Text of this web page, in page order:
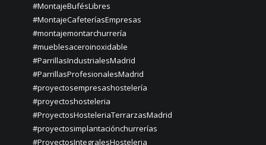
#MontajeBufésLibres
#MontajeCafeteríasEmpresas
#montajemontarchurrería
#mueblesaceroinoxidable
#ParrillasIndustrialesMadrid
#ParrillasProfesionalesMadrid
#proyectosempresashostelería
#proyectoshosteleria
#ProyectosHosteleriaTerrarzasMadrid
#proyectosimplantaciónchurrerías
#ProyectosIntegralesHosteleria